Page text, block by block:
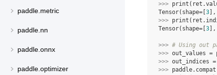
paddle.metric
paddle.nn
paddle.onnx
paddle.optimizer
>>> print ( ret .
Tensor(shape=[ 3
>>> print ( ret .
Tensor(shape=[ 3
>>> # Using out
>>> out_values =
>>> out_indices =
>>> paddle. compat